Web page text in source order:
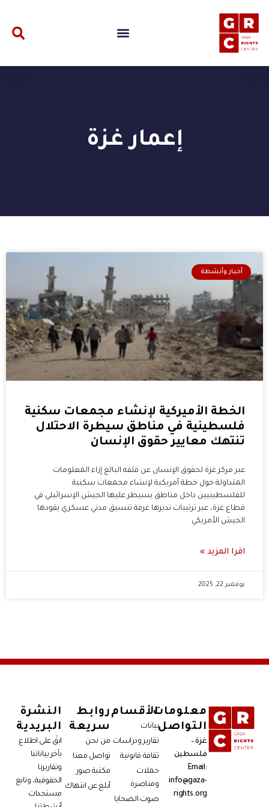
إعمار غزة
أخبار وأنشطة
الخطة الأميركية لإنشاء مجمعات سكنية
فلسطينية في مناطق سيطرة الاحتلال
تنتهك معايير حقوق الإنسان
عبر مركز غزة لحقوق الإنسان عن قلقه البالغ إزاء المعلومات
المتداولة حول خطة أمريكية لإنشاء مجمعات سكنية
للفلسطينيين داخل مناطق يسيطر عليها الجيش الإسرائيلي في
قطاع غزة، عبر ترتيبات تديرها غرفة تنسيق مدني عسكري يقودها
الجيش الأمريكي
اقرا المزيد »
نوفمبر 22, 2025
معلومات
التواصل
غزة –
فلسطين
Email:
info@gaza-
rights.org
الأقسام
بيانات
تقارير ودراسات
ثقافة قانونية
حملات
ومناصرة
صوت الضحايا
روابط
سريعة
من نحن
تواصل معنا
مكتبة صور
أبلغ عن انتهاك
النشرة
البريدية
ابقَ على اطلاع
بآخر بياناتنا
وتقاريرنا
الحقوقية، وتابع
مستجدات